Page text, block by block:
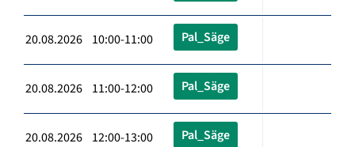
20.08.2026 10:00-11:00 Pal_Säge
20.08.2026 11:00-12:00 Pal_Säge
20.08.2026 12:00-13:00 Pal_Säge